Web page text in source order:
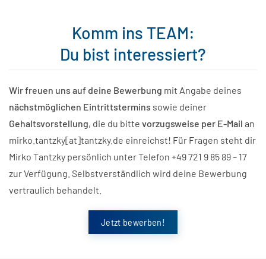
Komm ins TEAM:
Du bist interessiert?
Wir freuen uns auf deine Bewerbung mit Angabe deines
nächstmöglichen Eintrittstermins sowie deiner
Gehaltsvorstellung, die du bitte vorzugsweise per E-Mail an
mirko.tantzky[at]tantzky.de einreichst! Für Fragen steht dir
Mirko Tantzky persönlich unter Telefon +49 721 9 85 89 – 17
zur Verfügung. Selbstverständlich wird deine Bewerbung
vertraulich behandelt.
Jetzt bewerben!